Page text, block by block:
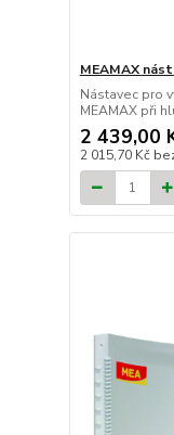
MEAMAX
Nástavec pro
MEAMAX při
2 439,00
2 015,70 Kč